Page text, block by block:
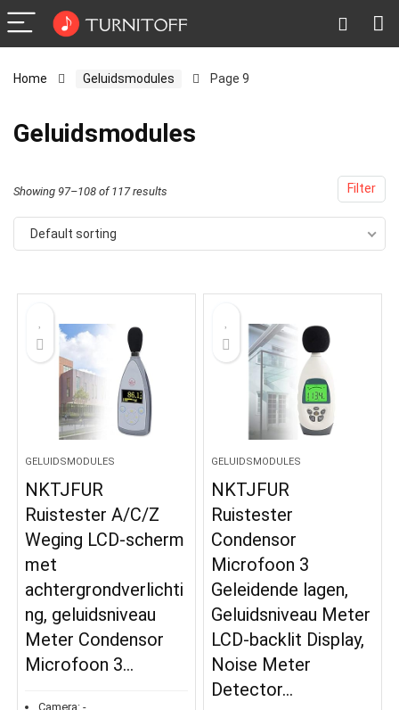
Home Geluidsmodules Page 9
Geluidsmodules
Filter
Showing 97–108 of 117 results
Default sorting
GELUIDSMODULES
NKTJFUR
Ruistester A/C/Z
Weging LCD-scherm
met
achtergrondverlichti
ng, geluidsniveau
Meter Condensor
Microfoon 3…
Camera: -
GELUIDSMODULES
NKTJFUR
Ruistester
Condensor
Microfoon 3
Geleidende lagen,
Geluidsniveau Meter
LCD-backlit Display,
Noise Meter
Detector…